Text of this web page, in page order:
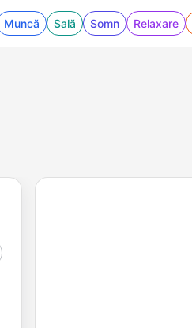
Muncă Sală Somn Relaxare